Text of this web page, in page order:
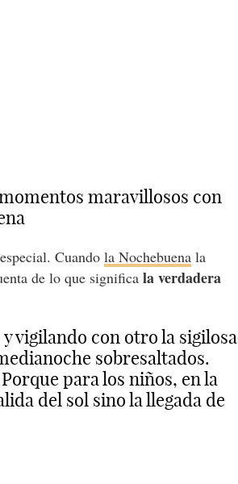
maravillosos con
Cuandola Nochebuena la
de lo que significala verdadera
vigilando con otro la sigilosa
sobresaltados.
para los niños, en la
del sol sino la llegada de